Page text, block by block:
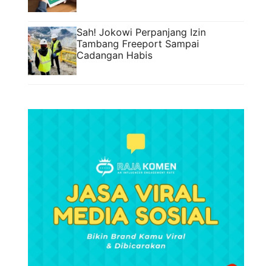
Sah! Jokowi Perpanjang Izin
Tambang Freeport Sampai
Cadangan Habis